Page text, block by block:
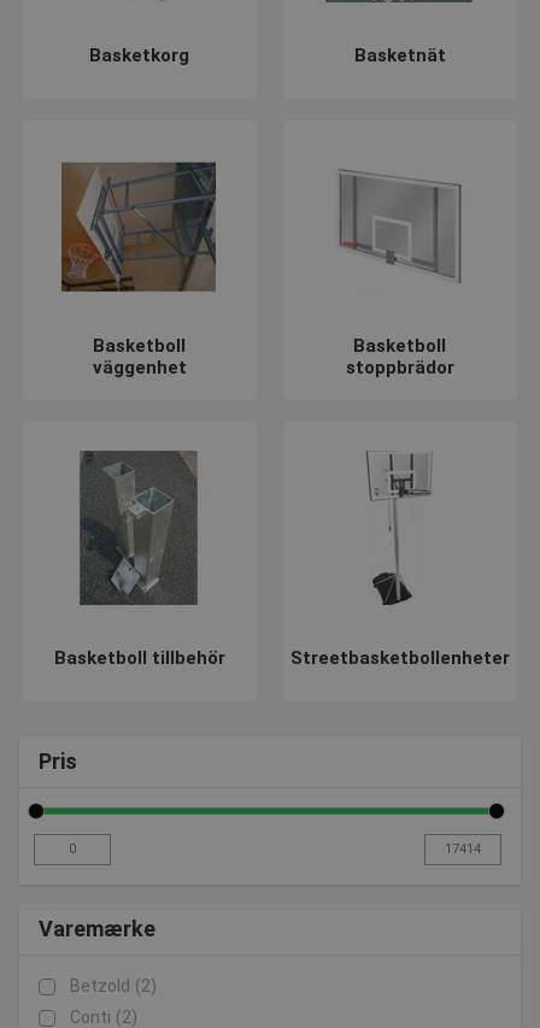
Basketkorg Basketnät
Basketboll
väggenhet
Basketboll
stoppbrädor
Basketboll tillbehör Streetbasketbollenheter
Pris
Varemærke
Betzold (2)
Conti (2)